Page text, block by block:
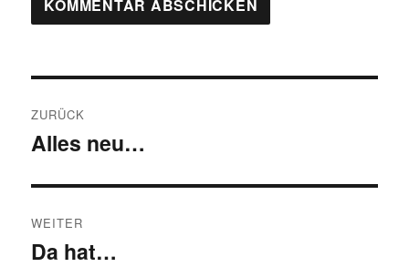
ZURÜCK
Vorheriger
Alles neu…
WEITER
Nächster
Da hat…